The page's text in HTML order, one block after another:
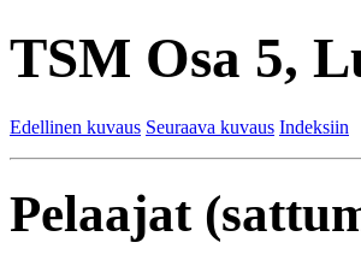
TSM Osa 5,
Edellinen kuvaus Seuraava kuvaus Indeksiin
Pelaajat